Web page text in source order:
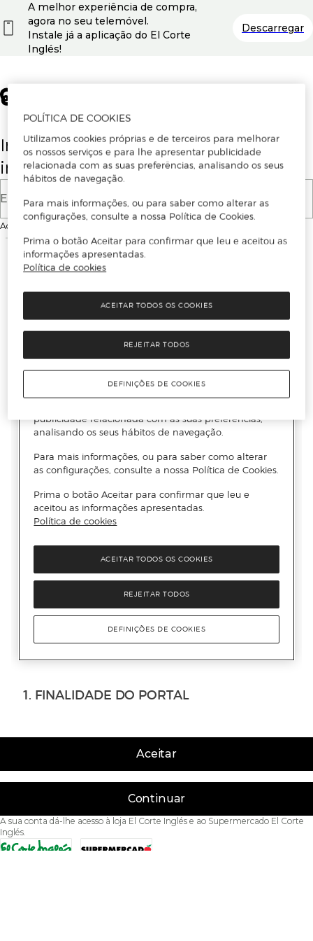
Insira o seu email para se registar ou
iniciar sessão.
E-mail
Ao continuar, aceitas as
Aceitar
Continuar
A sua conta dá-lhe acesso à loja El Corte Inglés e ao Supermercado El Corte
Inglés.
A melhor experiência de compra,
agora no seu telemóvel.
Instale já a aplicação do El Corte
Inglés!
Descarregar
POLÍTICA DE COOKIES
Utilizamos cookies próprias e de terceiros para melhorar
os nossos serviços e para lhe apresentar publicidade
relacionada com as suas preferências, analisando os seus
hábitos de navegação.
Para mais informações, ou para saber como alterar as
configurações, consulte a nossa Política de Cookies.
Prima o botão Aceitar para confirmar que leu e aceitou as
informações apresentadas.
Política de cookies
REJEITAR TODOS
ACEITAR TODOS OS COOKIES
DEFINIÇÕES DE COOKIES